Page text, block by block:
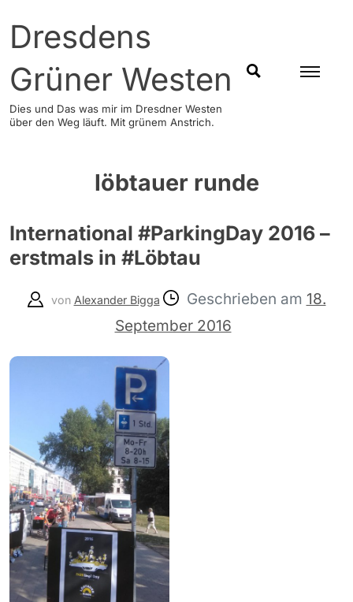
content
Dresdens
Grüner Westen
Dies und Das was mir im Dresdner Westen
über den Weg läuft. Mit grünem Anstrich.
SUCHEN
löbtauer runde
International #ParkingDay 2016 –
erstmals in #Löbtau
von Alexander Bigga Geschrieben am 18.
September 2016